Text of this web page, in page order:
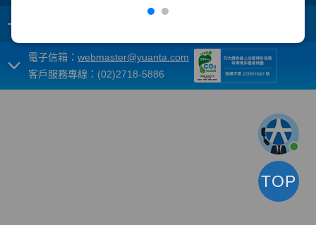
+
電子信箱： webmaster@yuanta.com
客戶服務專線：(02)2718-5886
TOP